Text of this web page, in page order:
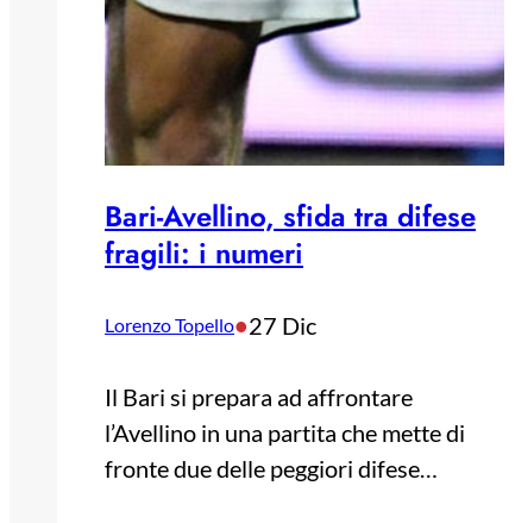
Bari-Avellino, sfida tra difese
fragili: i numeri
Lorenzo Topello•27 Dic
Il Bari si prepara ad affrontare
l’Avellino in una partita che mette di
fronte due delle peggiori difese…